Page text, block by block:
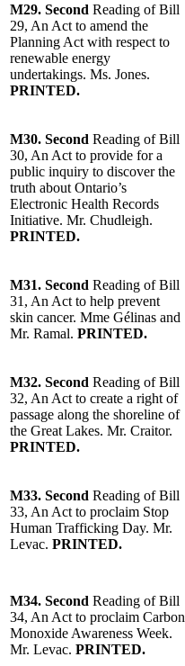
M29. Second Reading of Bill
29, An Act to amend the
Planning Act with respect to
renewable energy
undertakings. Ms. Jones.
PRINTED.
M30. Second Reading of Bill
30, An Act to provide for a
public inquiry to discover the
truth about Ontario’s
Electronic Health Records
Initiative. Mr. Chudleigh.
PRINTED.
M31. Second Reading of Bill
31, An Act to help prevent
skin cancer. Mme Gélinas and
Mr. Ramal. PRINTED.
M32. Second Reading of Bill
32, An Act to create a right of
passage along the shoreline of
the Great Lakes. Mr. Craitor.
PRINTED.
M33. Second Reading of Bill
33, An Act to proclaim Stop
Human Trafficking Day. Mr.
Levac. PRINTED.
M34. Second Reading of Bill
34, An Act to proclaim Carbon
Monoxide Awareness Week.
Mr. Levac. PRINTED.